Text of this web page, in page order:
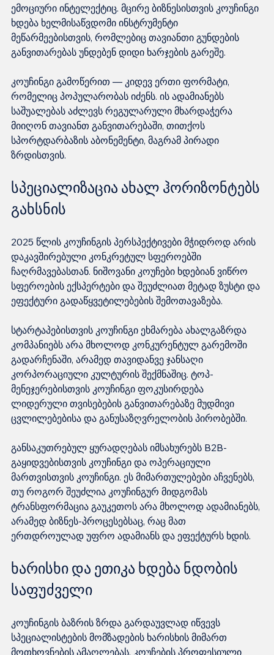
ემოციური ინტელექტიც. მცირე ბიზნესისთვის კოუჩინგი
ხდება ხელმისაწვდომი ინსტრუმენტი
მეწარმეებისთვის, რომლებიც თავიანთი გუნდების
განვითარებას უნდებენ დიდი ხარჯების გარეშე.
კოუჩინგი გამოწერით — კიდევ ერთი ფორმატი,
რომელიც პოპულარობას იძენს. ის ადამიანებს
საშუალებას აძლევს რეგულარული მხარდაჭერა
მიიღონ თავიანთ განვითარებაში, თითქოს
სპორტდარბაზის აბონემენტი, მაგრამ პირადი
ზრდისთვის.
სპეციალიზაცია ახალ ჰორიზონტებს
გახსნის
2025 წლის კოუჩინგის პერსპექტივები მჭიდროდ არის
დაკავშირებული კონკრეტულ სფეროებში
ჩაღრმავებასთან. ნიშოვანი კოუჩები ხდებიან ვიწრო
სფეროების ექსპერტები და შეუძლიათ მეტად ზუსტი და
ეფექტური გადაწყვეტილებების შემოთავაზება.
სტარტაპებისთვის კოუჩინგი ეხმარება ახალგაზრდა
კომპანიებს არა მხოლოდ კონკურენტულ გარემოში
გადარჩენაში, არამედ თავიდანვე ჯანსაღი
კორპორაციული კულტურის შექმნაშიც. ტოპ-
მენეჯერებისთვის კოუჩინგი ფოკუსირდება
ლიდერული თვისებების განვითარებაზე მუდმივი
ცვლილებებისა და განუსაზღვრელობის პირობებში.
განსაკუთრებულ ყურადღებას იმსახურებს B2B-
გაყიდვებისთვის კოუჩინგი და ოპერაციული
მართვისთვის კოუჩინგი. ეს მიმართულებები აჩვენებს,
თუ როგორ შეუძლია კოუჩინგურ მიდგომას
ტრანსფორმაცია გაუკეთოს არა მხოლოდ ადამიანებს,
არამედ ბიზნეს-პროცესებსაც, რაც მათ
ერთდროულად უფრო ადამიანს და ეფექტურს ხდის.
ხარისხი და ეთიკა ხდება ნდობის
საფუძველი
კოუჩინგის ბაზრის ზრდა გარდაუვლად იწვევს
სპეციალისტების მომზადების ხარისხის მიმართ
მოთხოვნების ამაღლებას. კოუჩების პროფესიული